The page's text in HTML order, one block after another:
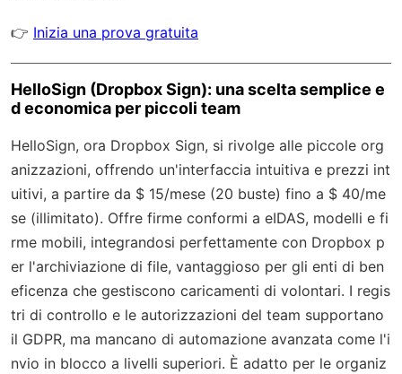
👉 Inizia una prova gratuita
HelloSign (Dropbox Sign): una scelta semplice e
d economica per piccoli team
HelloSign, ora Dropbox Sign, si rivolge alle piccole org
anizzazioni, offrendo un'interfaccia intuitiva e prezzi int
uitivi, a partire da $ 15/mese (20 buste) fino a $ 40/me
se (illimitato). Offre firme conformi a eIDAS, modelli e fi
rme mobili, integrandosi perfettamente con Dropbox p
er l'archiviazione di file, vantaggioso per gli enti di ben
eficenza che gestiscono caricamenti di volontari. I regis
tri di controllo e le autorizzazioni del team supportano
il GDPR, ma mancano di automazione avanzata come l'i
nvio in blocco a livelli superiori. È adatto per le organiz